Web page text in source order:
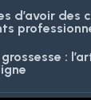
d’avoir des
: